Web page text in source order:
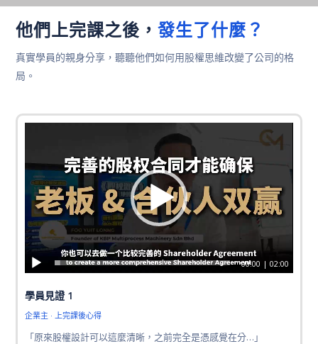
他們上完課之後，發生了什麼？
真實學員的親身分享，聽聽他們如何用股權思維改變了公司的格
局。
00:00 | 02:00
學員見證 1
企業主 · 上完課後心得
「原來股權設計可以這麼清晰，之前完全是憑感覺在分…」